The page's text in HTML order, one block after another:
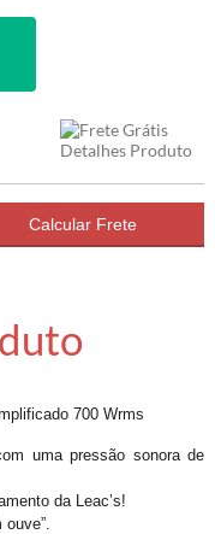
700 Wrms
uma pressão sonora de
da Leac’s!